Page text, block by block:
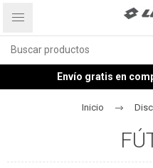
Envío gratis en
Inicio